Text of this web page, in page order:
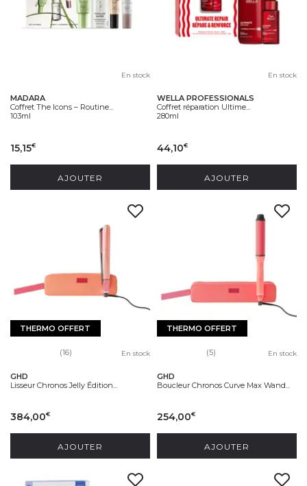
En stock
MADARA
Coffret The Icons – Routine...
103ml
15,15€
AJOUTER
En stock
WELLA PROFESSIONALS
Coffret réparation Ultime...
280ml
44,10€
AJOUTER
THERMO OFFERT
(16) En stock
GHD
Lisseur Chronos Jelly Édition...
384,00€
AJOUTER
THERMO OFFERT
(5) En stock
GHD
Boucleur Chronos Curve Max Wand...
254,00€
AJOUTER